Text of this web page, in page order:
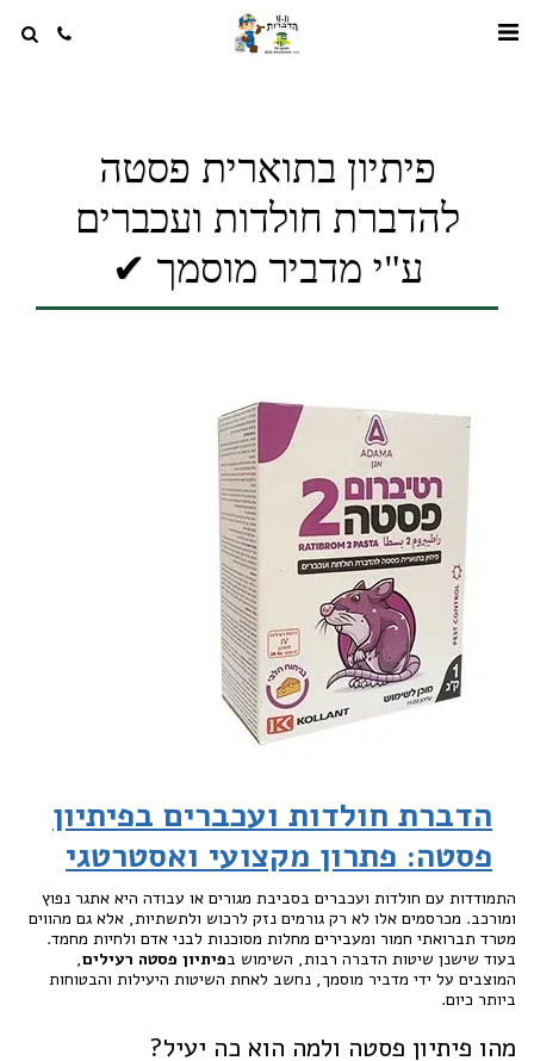
פיתיון בתוארית פסטה
להדברת חולדות ועכברים
ע"י מדביר מוסמך ✔
הדברת חולדות ועכברים בפיתיון
פסטה: פתרון מקצועי ואסטרטגי
התמודדות עם חולדות ועכברים בסביבת מגורים או עבודה היא אתגר נפוץ
ומורכב. מכרסמים אלו לא רק גורמים נזק לרכוש ולתשתיות, אלא גם מהווים
מטרד תברואתי חמור ומעבירים מחלות מסוכנות לבני אדם ולחיות מחמד.
בעוד שישנן שיטות הדברה רבות, השימוש בפיתיון פסטה רעילים,
המוצבים על ידי מדביר מוסמך, נחשב לאחת השיטות היעילות והבטוחות
ביותר כיום.
מהו פיתיון פסטה ולמה הוא כה יעיל?